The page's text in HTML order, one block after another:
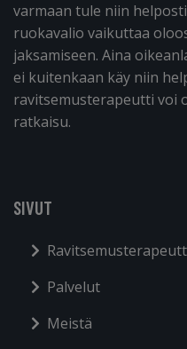
varmaan tule niin
ruokavalio vaikuttaa
jaksamiseen. Aina
ei kuitenkaan käy niin
ravitsemusterapeutti voi
ratkaisu.
SIVUT
Palvelut
Meistä